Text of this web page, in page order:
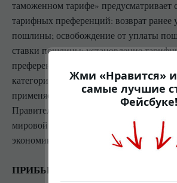
таможенном тарифе»
тарифных преференций: возврат ранее
пошлины; освобождение от уплаты
ставки пошлины; установление
преференциальный ввоз (вывоз)
категориям товаров
применяется. Список утверждается
Правительства РФ. В целом
мировой торговли, благоприятно
экономике страны.
ПРИБЫЛЬ
Жми «Нравится»
самые лучшие
Фейсбуке!